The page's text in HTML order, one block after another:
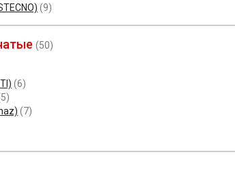
(9)
(50)
(6)
(7)